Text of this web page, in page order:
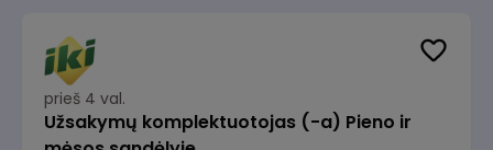
prieš 4 val.
Užsakymų komplektuotojas (-a) Pieno ir